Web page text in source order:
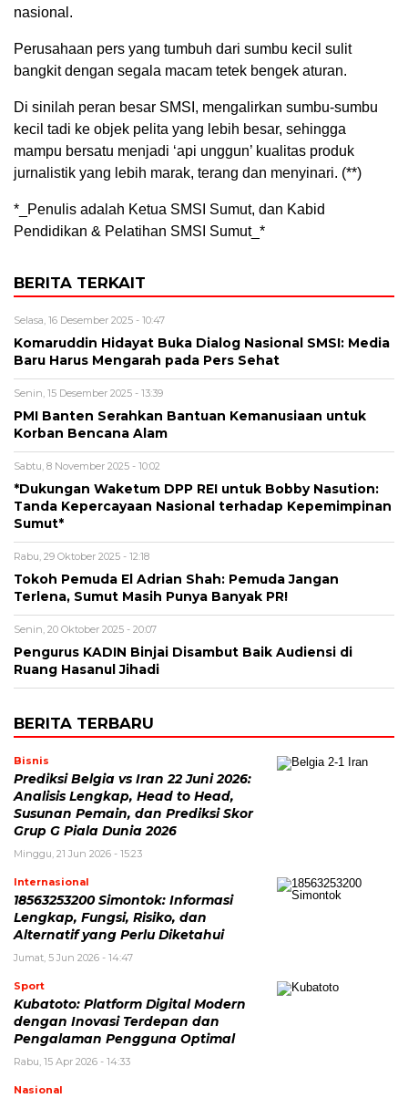
nasional.
Perusahaan pers yang tumbuh dari sumbu kecil sulit
bangkit dengan segala macam tetek bengek aturan.
Di sinilah peran besar SMSI, mengalirkan sumbu-sumbu
kecil tadi ke objek pelita yang lebih besar, sehingga
mampu bersatu menjadi ‘api unggun’ kualitas produk
jurnalistik yang lebih marak, terang dan menyinari. (**)
*_Penulis adalah Ketua SMSI Sumut, dan Kabid
Pendidikan & Pelatihan SMSI Sumut_*
BERITA TERKAIT
Selasa, 16 Desember 2025 - 10:47
Komaruddin Hidayat Buka Dialog Nasional SMSI: Media
Baru Harus Mengarah pada Pers Sehat
Senin, 15 Desember 2025 - 13:39
PMI Banten Serahkan Bantuan Kemanusiaan untuk
Korban Bencana Alam
Sabtu, 8 November 2025 - 10:02
*Dukungan Waketum DPP REI untuk Bobby Nasution:
Tanda Kepercayaan Nasional terhadap Kepemimpinan
Sumut*
Rabu, 29 Oktober 2025 - 12:18
Tokoh Pemuda El Adrian Shah: Pemuda Jangan
Terlena, Sumut Masih Punya Banyak PR!
Senin, 20 Oktober 2025 - 20:07
Pengurus KADIN Binjai Disambut Baik Audiensi di
Ruang Hasanul Jihadi
BERITA TERBARU
Bisnis
Prediksi Belgia vs Iran 22 Juni 2026:
Analisis Lengkap, Head to Head,
Susunan Pemain, dan Prediksi Skor
Grup G Piala Dunia 2026
Minggu, 21 Jun 2026 - 15:23
Internasional
18563253200 Simontok: Informasi
Lengkap, Fungsi, Risiko, dan
Alternatif yang Perlu Diketahui
Jumat, 5 Jun 2026 - 14:47
Sport
Kubatoto: Platform Digital Modern
dengan Inovasi Terdepan dan
Pengalaman Pengguna Optimal
Rabu, 15 Apr 2026 - 14:33
Nasional